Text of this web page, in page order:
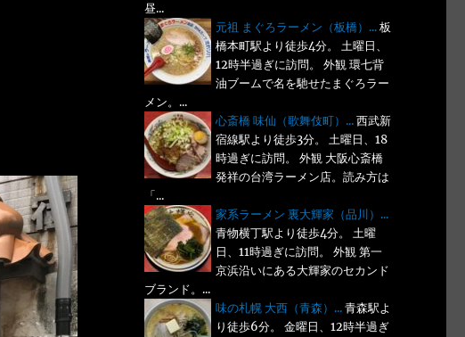
昼...
元祖 まぐろラーメン（板橋）...板
橋本町駅より徒歩4分。 土曜日、
12時半過ぎに訪問。 外観 環七背
油ブームで名を馳せたまぐろラー
メン。...
心斎橋 味仙（歌舞伎町）...西武新
宿線駅より徒歩3分。 土曜日、18
時過ぎに訪問。 外観 大阪心斎橋
発祥の台湾ラーメン店。読み方は
「...
家系ラーメン 裏大輝家（品川）...
青物横丁駅より徒歩4分。 土曜
日、11時過ぎに訪問。 外観 第一
京浜沿いにある大輝家のセカンド
ブランド。...
味の札幌 大西（青森）...青森駅よ
り徒歩6分。 金曜日、12時半過ぎ